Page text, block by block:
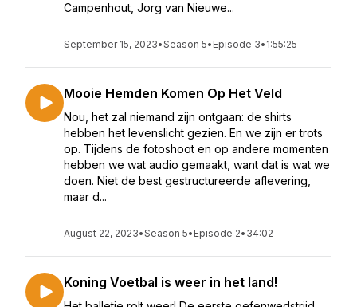
Campenhout, Jorg van Nieuwe...
September 15, 2023•Season 5• Episode 3• 1:55:25
Mooie Hemden Komen Op Het Veld
Nou, het zal niemand zijn ontgaan: de shirts
hebben het levenslicht gezien. En we zijn er trots
op. Tijdens de fotoshoot en op andere momenten
hebben we wat audio gemaakt, want dat is wat we
doen. Niet de best gestructureerde aflevering,
maar d...
August 22, 2023•Season 5• Episode 2• 34:02
Koning Voetbal is weer in het land!